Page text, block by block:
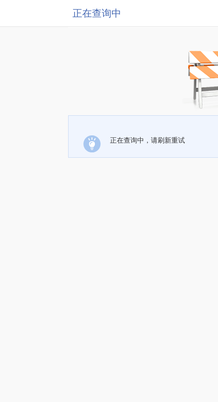
正在查询中
正在查询中，请刷新重试